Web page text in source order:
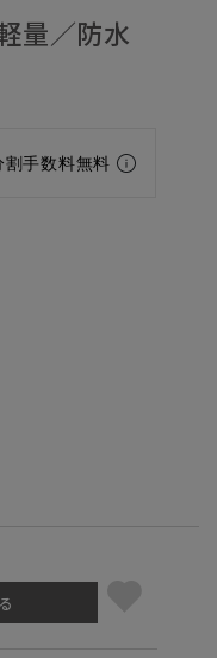
量／防水
割手数料無料